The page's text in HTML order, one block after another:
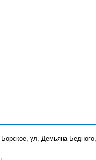
Борское, ул. Демьяна Бедного,